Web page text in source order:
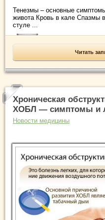
Тенезмы – основные
живота Кровь в кале Спазмы
стуле ...
Читать
Хроническая
ХОБЛ — симптомы и
Новости медицины